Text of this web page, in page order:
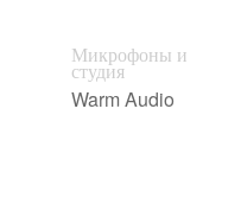
Микрофоны и
студия
Warm Audio